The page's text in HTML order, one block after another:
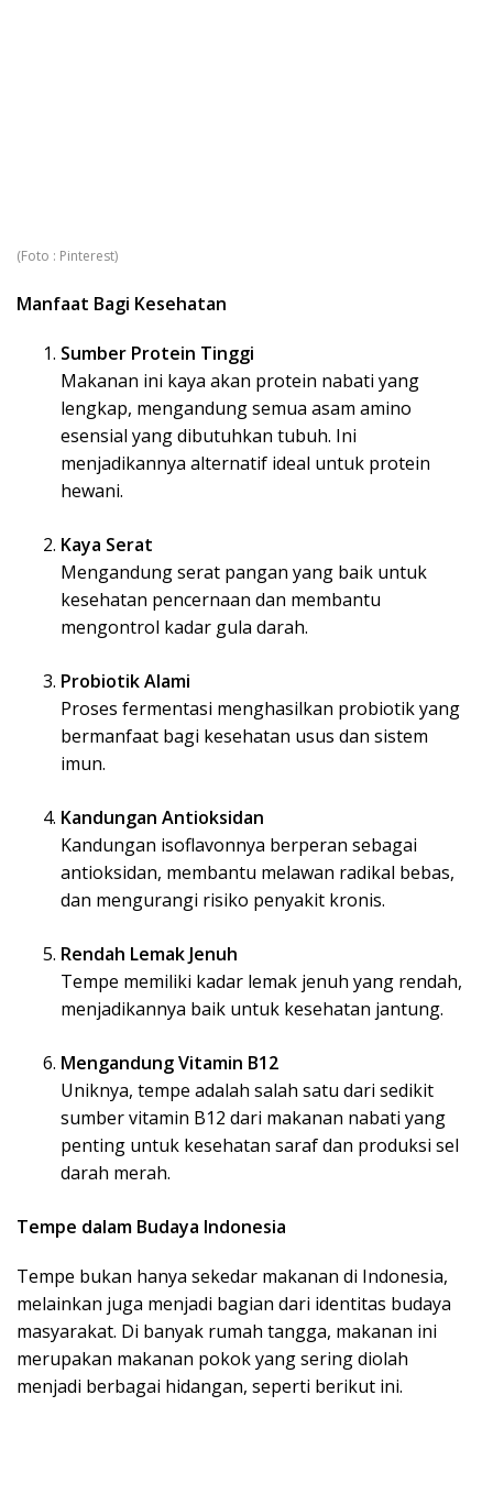
(Foto : Pinterest)
Manfaat Bagi Kesehatan
Sumber Protein Tinggi
Makanan ini kaya akan protein nabati yang
lengkap, mengandung semua asam amino
esensial yang dibutuhkan tubuh. Ini
menjadikannya alternatif ideal untuk protein
hewani.
Kaya Serat
Mengandung serat pangan yang baik untuk
kesehatan pencernaan dan membantu
mengontrol kadar gula darah.
Probiotik Alami
Proses fermentasi menghasilkan probiotik yang
bermanfaat bagi kesehatan usus dan sistem
imun.
Kandungan Antioksidan
Kandungan isoflavonnya berperan sebagai
antioksidan, membantu melawan radikal bebas,
dan mengurangi risiko penyakit kronis.
Rendah Lemak Jenuh
Tempe memiliki kadar lemak jenuh yang rendah,
menjadikannya baik untuk kesehatan jantung.
Mengandung Vitamin B12
Uniknya, tempe adalah salah satu dari sedikit
sumber vitamin B12 dari makanan nabati yang
penting untuk kesehatan saraf dan produksi sel
darah merah.
Tempe dalam Budaya Indonesia
Tempe bukan hanya sekedar makanan di Indonesia,
melainkan juga menjadi bagian dari identitas budaya
masyarakat. Di banyak rumah tangga, makanan ini
merupakan makanan pokok yang sering diolah
menjadi berbagai hidangan, seperti berikut ini.